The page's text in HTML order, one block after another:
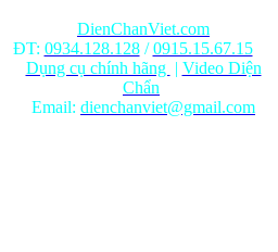
DienChanViet.com
ĐT: 0934.128.128/0915.15.67.15
Dụng cụ chính hãng | Video Diện
Chẩn
Email: dienchanviet@gmail.com